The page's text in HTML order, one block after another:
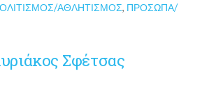
ΑΘΛΗΤΙΣΜΌΣ, ΠΡΌΣΩΠΑ/
Σφέτσας